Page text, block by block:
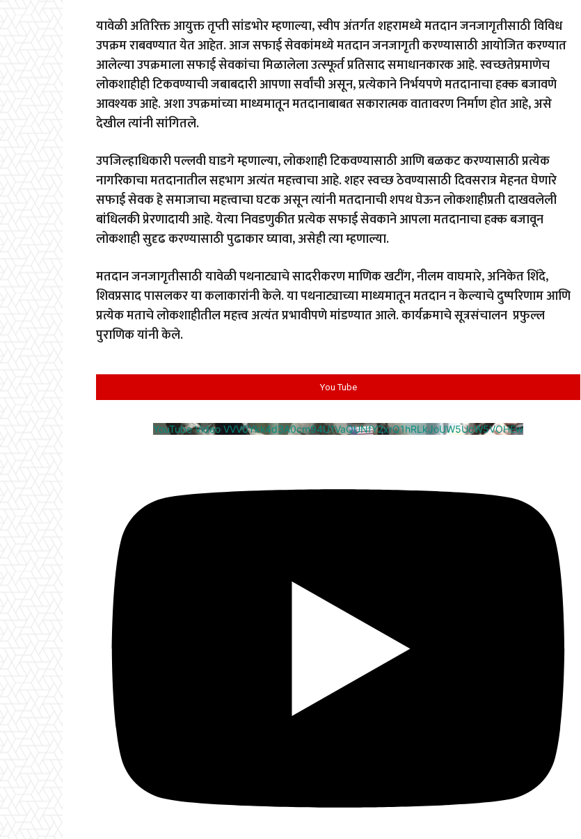
यावेळी अतिरिक्त आयुक्त तृप्ती सांडभोर म्हणाल्या, स्वीप अंतर्गत शहरामध्ये मतदान जनजागृतीसाठी विविध
उपक्रम राबवण्यात येत आहेत. आज सफाई सेवकांमध्ये मतदान जनजागृती करण्यासाठी आयोजित करण्यात
आलेल्या उपक्रमाला सफाई सेवकांचा मिळालेला उत्स्फूर्त प्रतिसाद समाधानकारक आहे. स्वच्छतेप्रमाणेच
लोकशाहीही टिकवण्याची जबाबदारी आपणा सर्वांची असून, प्रत्येकाने निर्भयपणे मतदानाचा हक्क बजावणे
आवश्यक आहे. अशा उपक्रमांच्या माध्यमातून मतदानाबाबत सकारात्मक वातावरण निर्माण होत आहे, असे
देखील त्यांनी सांगितले.
उपजिल्हाधिकारी पल्लवी घाडगे म्हणाल्या, लोकशाही टिकवण्यासाठी आणि बळकट करण्यासाठी प्रत्येक
नागरिकाचा मतदानातील सहभाग अत्यंत महत्त्वाचा आहे. शहर स्वच्छ ठेवण्यासाठी दिवसरात्र मेहनत घेणारे
सफाई सेवक हे समाजाचा महत्त्वाचा घटक असून त्यांनी मतदानाची शपथ घेऊन लोकशाहीप्रती दाखवलेली
बांधिलकी प्रेरणादायी आहे. येत्या निवडणुकीत प्रत्येक सफाई सेवकाने आपला मतदानाचा हक्क बजावून
लोकशाही सुदृढ करण्यासाठी पुढाकार घ्यावा, असेही त्या म्हणाल्या.
मतदान जनजागृतीसाठी यावेळी पथनाट्याचे सादरीकरण माणिक खटींग, नीलम वाघमारे, अनिकेत शिंदे,
शिवप्रसाद पासलकर या कलाकारांनी केले. या पथनाट्याच्या माध्यमातून मतदान न केल्याचे दुष्परिणाम आणि
प्रत्येक मताचे लोकशाहीतील महत्त्व अत्यंत प्रभावीपणे मांडण्यात आले. कार्यक्रमाचे सूत्रसंचालन प्रफुल्ल
पुराणिक यांनी केले.
You Tube
YouTube Video VVV0Ykk4d3A0cm94U1VaQUNfY2xrQ1hRLkJoUW5UcW5VOHEw